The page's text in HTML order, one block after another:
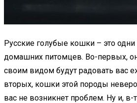
Русские голубые кошки – это
домашних питомцев. Во-первых,
своим видом будут радовать вас
вторых, кошки этой породы
вас не возникнет проблем. Ну и, в-